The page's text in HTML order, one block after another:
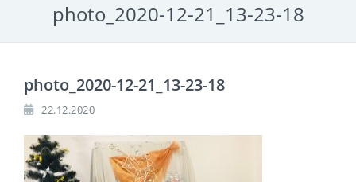
photo_2020-12-21_13-23-18
photo_2020-12-21_13-23-18
22.12.2020